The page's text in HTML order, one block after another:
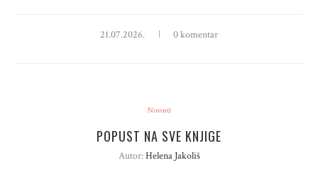
21.07.2026. 0 komentar
Novosti
POPUST NA SVE KNJIGE
Autor:Helena Jakoliš